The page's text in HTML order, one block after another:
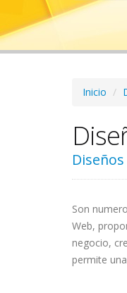
Inicio
Son
Web,
negocio,
permite